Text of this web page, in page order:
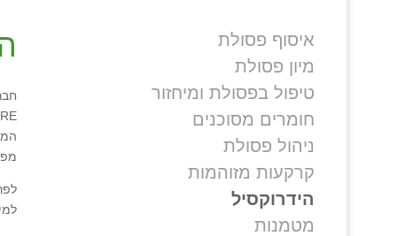
איסוף פסולת
מיון פסולת
טיפול בפסולת ומיחזור
חומרים מסוכנים
ניהול פסולת
קרקעות מזוהמות
הידרוקסיל
מטמנות